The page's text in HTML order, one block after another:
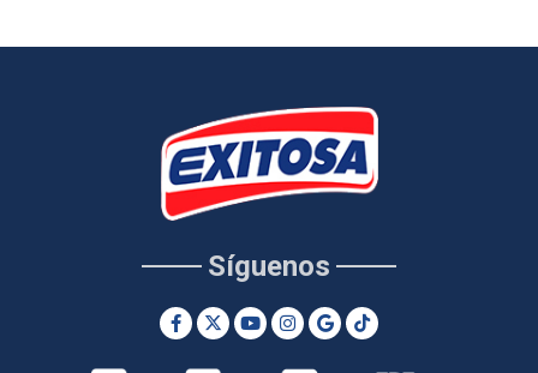
Síguenos